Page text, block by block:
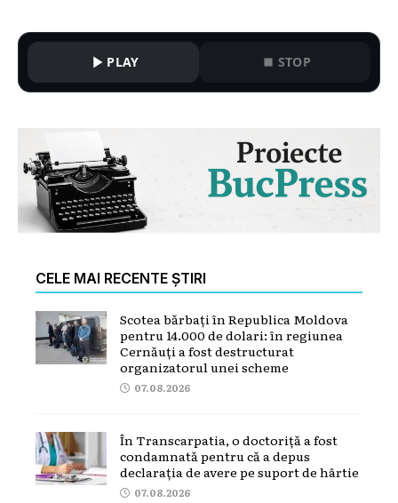
PLAY STOP
CELE MAI RECENTE ȘTIRI
Scotea bărbați în Republica Moldova
pentru 14.000 de dolari: în regiunea
Cernăuți a fost destructurat
organizatorul unei scheme
07.08.2026
În Transcarpatia, o doctoriță a fost
condamnată pentru că a depus
declarația de avere pe suport de hârtie
07.08.2026